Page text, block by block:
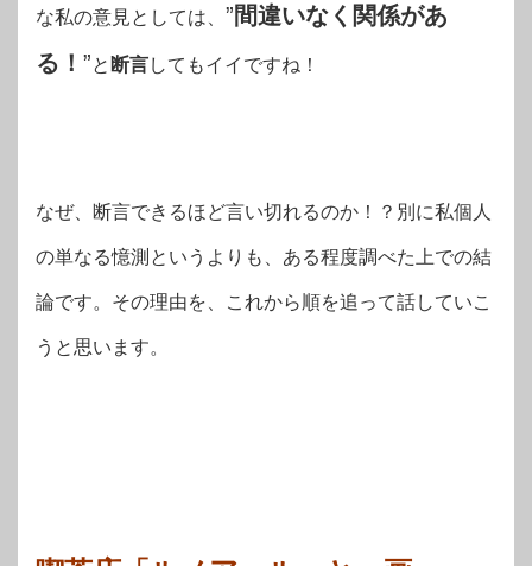
な私の意見としては、 ”間違いなく関係があ
る！ ”と 断言してもイイですね！
なぜ、断言できるほど言い切れるのか！？別に私個人
の単なる憶測というよりも、ある程度調べた上での結
論です。その理由を、これから順を追って話していこ
うと思います。